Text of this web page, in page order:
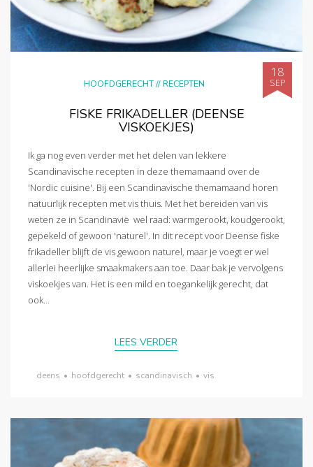
HOOFDGERECHT//RECEPTEN
18
SEP
FISKE FRIKADELLER (DEENSE
VISKOEKJES)
Ik ga nog even verder met het delen van lekkere
Scandinavische recepten in deze themamaand over de
'Nordic cuisine'. Bij een Scandinavische themamaand horen
natuurlijk recepten met vis thuis. Met het bereiden van vis
weten ze in Scandinavië wel raad: warmgerookt, koudgerookt,
gepekeld of gewoon 'naturel'. In dit recept voor Deense fiske
frikadeller blijft de vis gewoon naturel, maar je voegt er wel
allerlei heerlijke smaakmakers aan toe. Daar bak je vervolgens
viskoekjes van. Het is een mild en toegankelijk gerecht, dat
ook...
LEES VERDER
deens • hoofdgerecht • scandinavisch • vis